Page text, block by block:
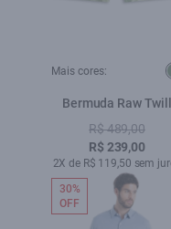
Mais cores:
Bermuda Raw Twill
Organic Lemon
R$ 489,00
R$ 239,00
2X de R$ 119,50 sem
30%
OFF